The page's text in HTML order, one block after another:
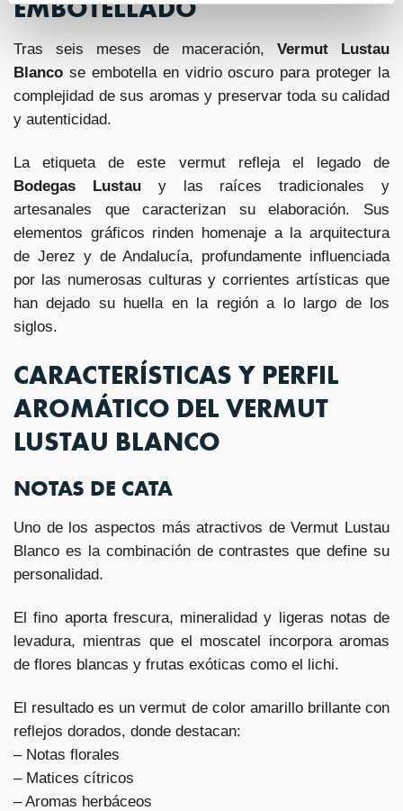
EMBOTELLADO
Tras seis meses de maceración,Vermut Lustau
Blanco se embotella en vidrio oscuro para proteger la
complejidad de sus aromas y preservar toda su calidad
y autenticidad.
La etiqueta de este vermut refleja el legado de
Bodegas Lustauy las raíces tradicionales y
artesanales que caracterizan su elaboración. Sus
elementos gráficos rinden homenaje a la arquitectura
de Jerez y de Andalucía, profundamente influenciada
por las numerosas culturas y corrientes artísticas que
han dejado su huella en la región a lo largo de los
siglos.
CARACTERÍSTICAS Y PERFIL
AROMÁTICO DEL VERMUT
LUSTAU BLANCO
NOTAS DE CATA
Uno de los aspectos más atractivos de Vermut Lustau
Blanco es la combinación de contrastes que define su
personalidad.
El fino aporta frescura, mineralidad y ligeras notas de
levadura, mientras que el moscatel incorpora aromas
de flores blancas y frutas exóticas como el lichi.
El resultado es un vermut de color amarillo brillante con
reflejos dorados, donde destacan:
– Notas florales
– Matices cítricos
– Aromas herbáceos